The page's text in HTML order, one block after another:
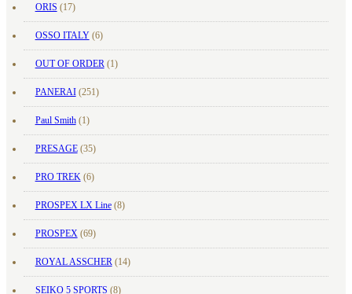
ORIS (17)
OSSO ITALY(6)
OUT OF ORDER (1)
PANERAI(251)
Paul Smith(1)
PRESAGE(35)
PRO TREK (6)
PROSPEX LX Line(8)
PROSPEX (69)
ROYAL ASSCHER (14)
SEIKO 5 SPORTS (8)